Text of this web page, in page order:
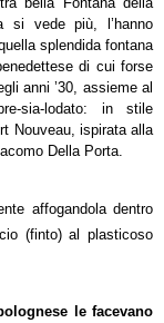
si vede più, l’hanno
splendida fontana
di cui forse
anni ’30, assieme al
sia-lodato: in stile
Nouveau, ispirata alla
Della Porta.
affogandola dentro
(finto) al plasticoso
le facevano